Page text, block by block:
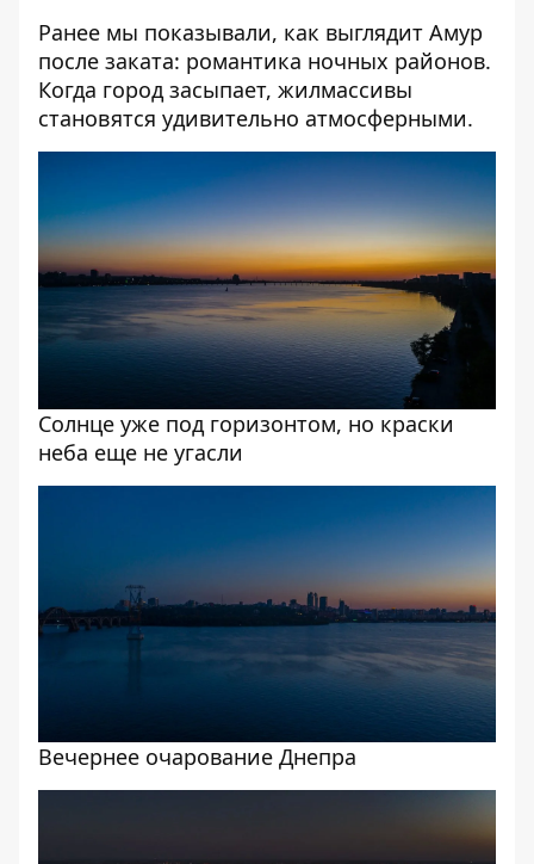
Ранее мы показывали, как выглядит Амур
после заката: романтика ночных районов.
Когда город засыпает, жилмассивы
становятся удивительно атмосферными.
Солнце уже под горизонтом, но краски
неба еще не угасли
Вечернее очарование Днепра